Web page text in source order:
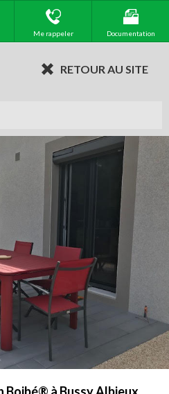
Me rappeler Documentation
RETOUR AU SITE